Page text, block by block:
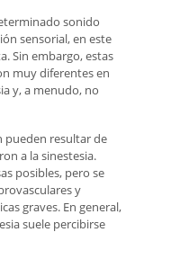
sonido
sensorial, en este
Sin embargo, estas
muy diferentes en
y, a menudo, no
pueden resultar de
a la sinestesia.
posibles, pero se
y
graves. En general,
suele percibirse